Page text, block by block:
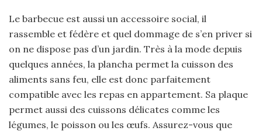
Le barbecue est aussi un accessoire social, il
rassemble et fédère et quel dommage de s’en priver si
on ne dispose pas d’un jardin. Très à la mode depuis
quelques années, la plancha permet la cuisson des
aliments sans feu, elle est donc parfaitement
compatible avec les repas en appartement. Sa plaque
permet aussi des cuissons délicates comme les
légumes, le poisson ou les œufs. Assurez-vous que